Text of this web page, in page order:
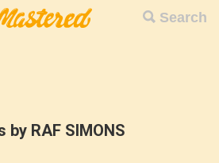
Search
by RAF SIMONS